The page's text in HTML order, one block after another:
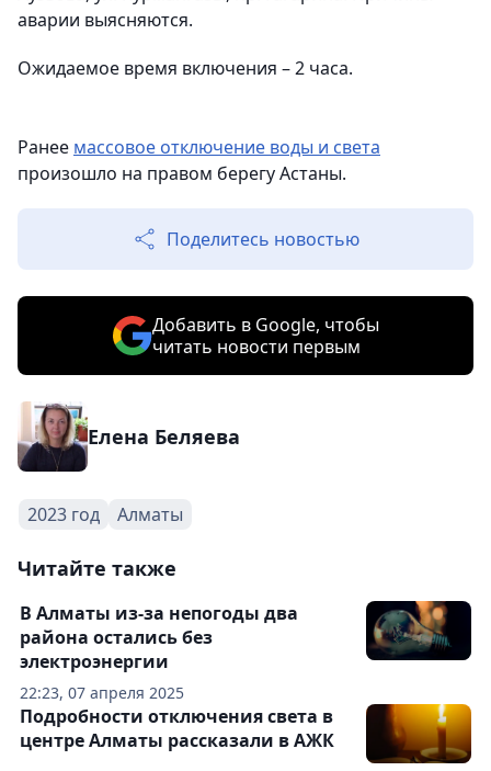
аварии выясняются.
Ожидаемое время включения – 2 часа.
Ранее массовое отключение воды и света
произошло на правом берегу Астаны.
Поделитесь новостью
Добавить в Google, чтобы
читать новости первым
Елена Беляева
2023 год Алматы
Читайте также
22:23, 07 апреля 2025
В Алматы из-за непогоды два
района остались без
электроэнергии
Подробности отключения света в
центре Алматы рассказали в АЖК